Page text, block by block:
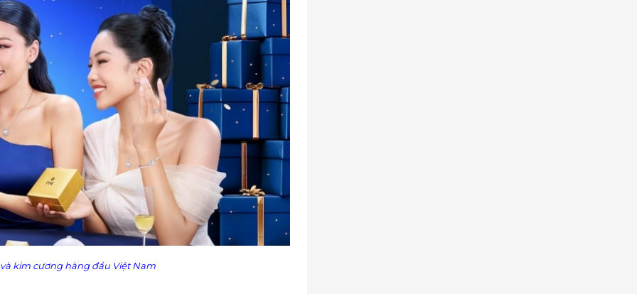
Hồ Chí Minh
1, Hồ Chí Minh
Minh
Minh
Hồ Chí Minh
Hồ Chí Minh
Hữu Cảnh, P. 22, Quận Bình Thạnh, Hồ Chí Minh
Chí Minh
kim cương hàng đầu Việt Nam